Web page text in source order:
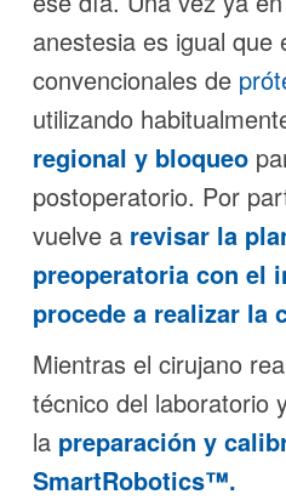
anestesia es igual que
convencionales de
utilizando
regional y bloqueo
postoperatorio. Por
vuelve a revisar la
preoperatoria con el
procede a realizar la
Mientras el cirujano
técnico del laboratorio
la preparación y
SmartRobotics™.